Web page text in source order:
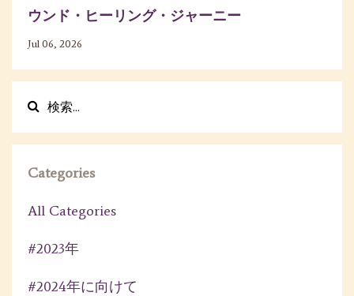
ウンド・ヒーリング・ジャーニー
Jul 06, 2026
Categories
All Categories
#2023年
#2024年に向けて